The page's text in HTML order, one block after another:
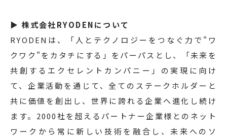
▶ 株式会社RYODENについて
RYODENは、「人とテクノロジーをつなぐ力で"ワ
クワク"をカタチにする」をパーパスとし、「未来を
共創するエクセレントカンパニー」の実現に向け
て、企業活動を通じて、全てのステークホルダーと
共に価値を創出し、世界に誇れる企業へ進化し続け
ます。2000社を超えるパートナー企業様とのネット
ワークから常に新しい技術を融合し、未来へのソ